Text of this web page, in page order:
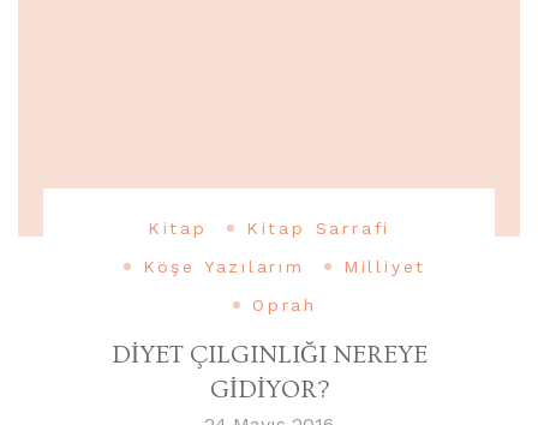
Kitap
Kitap Sarrafi
Köşe Yazılarım
Milliyet
Oprah
DİYET ÇILGINLIĞI NEREYE
GİDİYOR?